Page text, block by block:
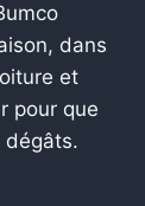
dans
et
pour que
dégâts.